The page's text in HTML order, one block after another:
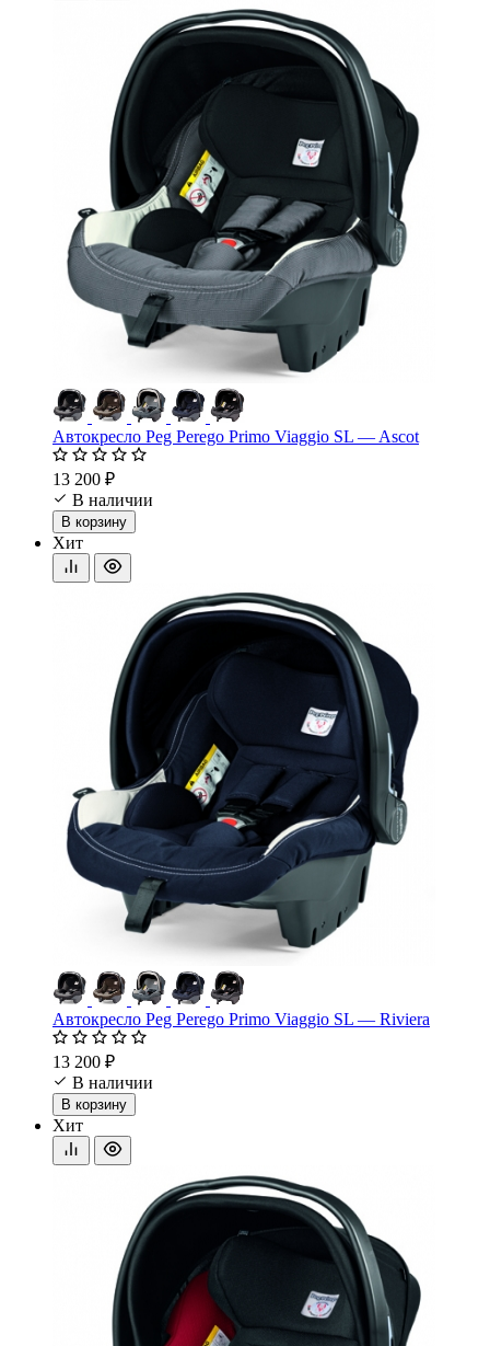
Автокресло Peg Perego Primo Viaggio SL — Ascot
13 200 ₽
В наличии
В корзину
Хит
Автокресло Peg Perego Primo Viaggio SL — Riviera
13 200 ₽
В наличии
В корзину
Хит